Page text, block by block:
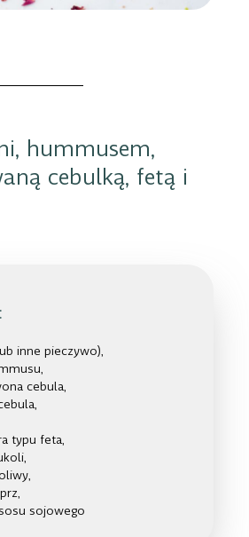
hummusem,
cebulką, fetą i
inne pieczywo),
cebula,
typu feta,
sojowego